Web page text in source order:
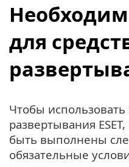
для
Чтобы использовать
развертывания
быть выполнены
обязательные